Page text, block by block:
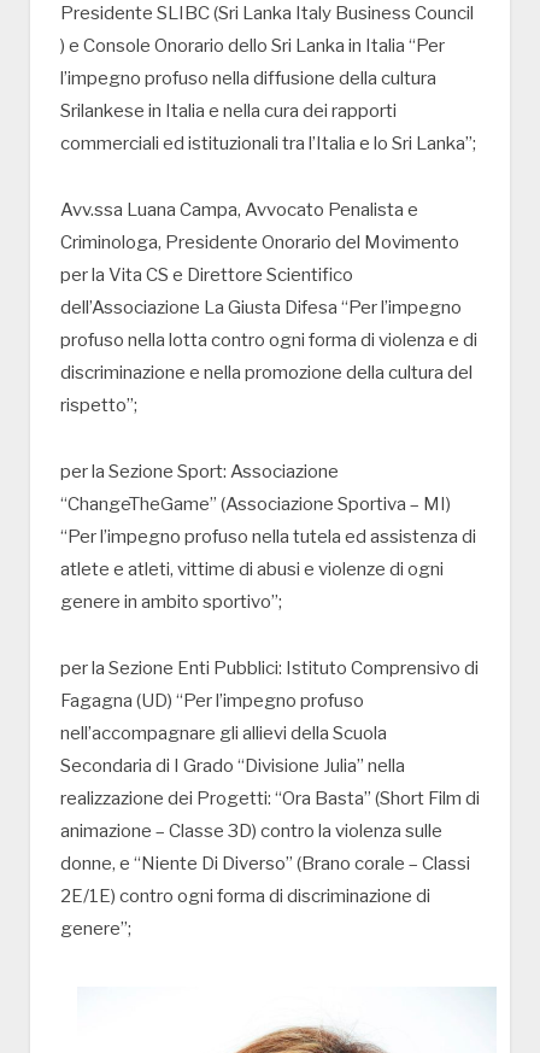
Presidente SLIBC (Sri Lanka Italy Business Council
) e Console Onorario dello Sri Lanka in Italia “Per
l’impegno profuso nella diffusione della cultura
Srilankese in Italia e nella cura dei rapporti
commerciali ed istituzionali tra l’Italia e lo Sri Lanka”;
Avv.ssa Luana Campa, Avvocato Penalista e
Criminologa, Presidente Onorario del Movimento
per la Vita CS e Direttore Scientifico
dell’Associazione La Giusta Difesa “Per l’impegno
profuso nella lotta contro ogni forma di violenza e di
discriminazione e nella promozione della cultura del
rispetto”;
per la Sezione Sport: Associazione
“ChangeTheGame” (Associazione Sportiva – MI)
“Per l’impegno profuso nella tutela ed assistenza di
atlete e atleti, vittime di abusi e violenze di ogni
genere in ambito sportivo”;
per la Sezione Enti Pubblici: Istituto Comprensivo di
Fagagna (UD) “Per l’impegno profuso
nell’accompagnare gli allievi della Scuola
Secondaria di I Grado “Divisione Julia” nella
realizzazione dei Progetti: “Ora Basta” (Short Film di
animazione – Classe 3D) contro la violenza sulle
donne, e “Niente Di Diverso” (Brano corale – Classi
2E/1E) contro ogni forma di discriminazione di
genere”;